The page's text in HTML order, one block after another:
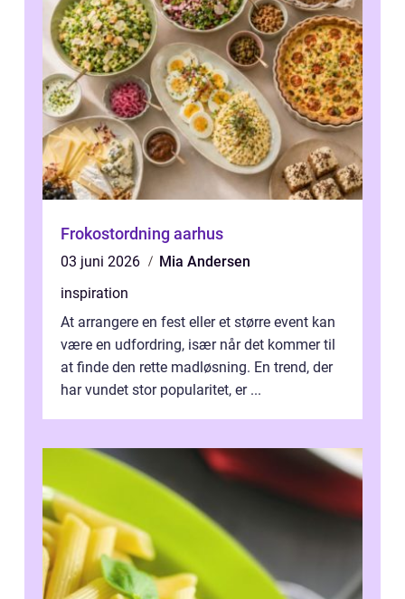
Frokostordning aarhus
03 juni 2026
Mia Andersen
inspiration
At arrangere en fest eller et større event kan
være en udfordring, især når det kommer til
at finde den rette madløsning. En trend, der
har vundet stor popularitet, er ...